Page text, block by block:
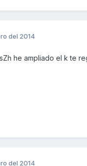
del 2014
he ampliado el k te
del 2014